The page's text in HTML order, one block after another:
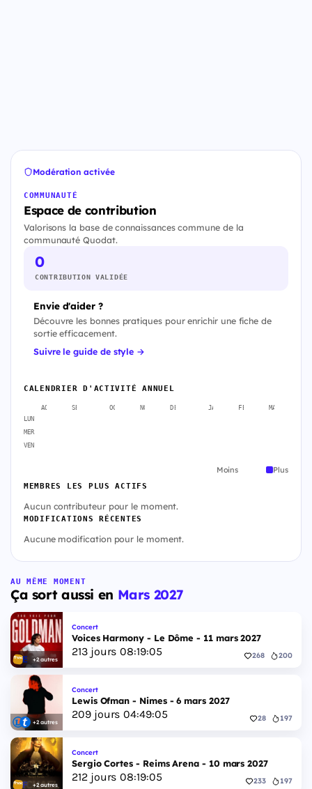
Modération activée
COMMUNAUTÉ
Espace de contribution
Valorisons la base de connaissances commune de la
communauté Quodat.
0
CONTRIBUTION VALIDÉE
Envie d'aider ?
Découvre les bonnes pratiques pour enrichir une fiche de
sortie efficacement.
Suivre le guide de style →
CALENDRIER D'ACTIVITÉ ANNUEL
AOÛT SEPT. OCT. NOV. DÉC. JANV. FÉVR. MARS
LUN
MER
VEN
Moins Plus
MEMBRES LES PLUS ACTIFS
Aucun contributeur pour le moment.
MODIFICATIONS RÉCENTES
Aucune modification pour le moment.
AU MÊME MOMENT
Ça sort aussi en Mars 2027
+2 autres
Concert
Voices Harmony - Le Dôme - 11 mars 2027
213jours 08:19:04 268 200
+2 autres
Concert
Lewis Ofman - Nimes - 6 mars 2027
209jours 04:49:04 28 197
+2 autres
Concert
Sergio Cortes - Reims Arena - 10 mars 2027
212jours 08:19:04 233 197